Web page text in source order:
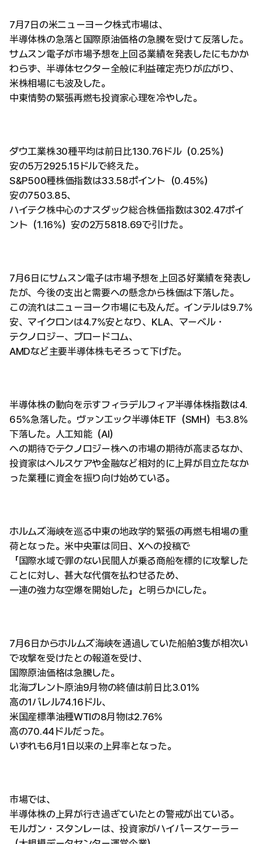
7月7日の米ニューヨーク株式市場は、
半導体株の急落と国際原油価格の急騰を受けて反落した。
サムスン電子が市場予想を上回る業績を発表したにもかか
わらず、半導体セクター全般に利益確定売りが広がり、
米株相場にも波及した。
中東情勢の緊張再燃も投資家心理を冷やした。
ダウ工業株30種平均は前日比130.76ドル（0.25%）
安の5万2925.15ドルで終えた。
S&P500種株価指数は33.58ポイント（0.45%）
安の7503.85、
ハイテク株中心のナスダック総合株価指数は302.47ポイ
ント（1.16%）安の2万5818.69で引けた。
7月6日にサムスン電子は市場予想を上回る好業績を発表し
たが、今後の支出と需要への懸念から株価は下落した。
この流れはニューヨーク市場にも及んだ。インテルは9.7%
安、マイクロンは4.7%安となり、KLA、マーベル・
テクノロジー、ブロードコム、
AMDなど主要半導体株もそろって下げた。
半導体株の動向を示すフィラデルフィア半導体株指数は4.
65%急落した。ヴァンエック半導体ETF（SMH）も3.8%
下落した。人工知能（AI）
への期待でテクノロジー株への市場の期待が高まるなか、
投資家はヘルスケアや金融など相対的に上昇が目立たなか
った業種に資金を振り向け始めている。
ホルムズ海峡を巡る中東の地政学的緊張の再燃も相場の重
荷となった。米中央軍は同日、Xへの投稿で
「国際水域で罪のない民間人が乗る商船を標的に攻撃した
ことに対し、甚大な代償を払わせるため、
一連の強力な空爆を開始した」と明らかにした。
7月6日からホルムズ海峡を通過していた船舶3隻が相次い
で攻撃を受けたとの報道を受け、
国際原油価格は急騰した。
北海ブレント原油9月物の終値は前日比3.01%
高の1バレル74.16ドル、
米国産標準油種WTIの8月物は2.76%
高の70.44ドルだった。
いずれも6月1日以来の上昇率となった。
市場では、
半導体株の上昇が行き過ぎていたとの警戒が出ている。
モルガン・スタンレーは、投資家がハイパースケーラー